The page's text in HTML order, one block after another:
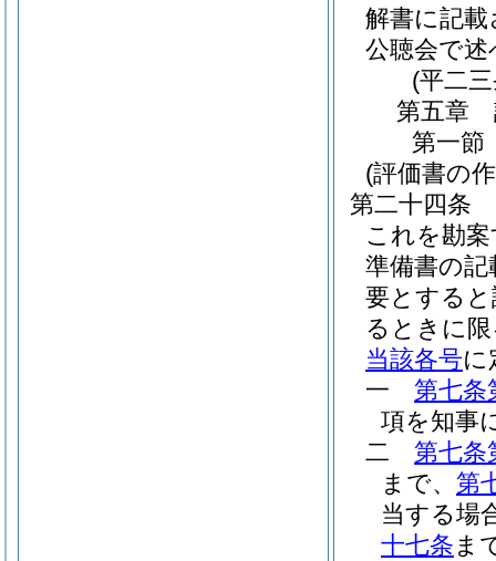
解書に記
公聴会で
(平二
第五章
第一節
(評価書の
第二十四条
これを勘
準備書の
要とする
るときに
当該各号に
一
第七条
項を知事
二
第七条
まで、 第
当する場
十七条 ま